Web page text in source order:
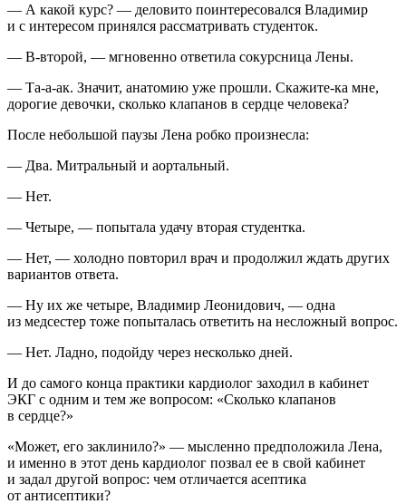
— А какой курс? — деловито поинтересовался Владимир
и с интересом принялся рассматривать студенток.
— В-второй, — мгновенно ответила сокурсница Лены.
— Та-а-ак. Значит, анатомию уже прошли. Скажите-ка мне,
дорогие девочки, сколько клапанов в сердце человека?
После небольшой паузы Лена робко произнесла:
— Два. Митральный и аортальный.
— Нет.
— Четыре, — попытала удачу вторая студентка.
— Нет, — холодно повторил врач и продолжил ждать других
вариантов ответа.
— Ну их же четыре, Владимир Леонидович, — одна
из медсестер тоже попыталась ответить на несложный вопрос.
— Нет. Ладно, подойду через несколько дней.
И до самого конца практики кардиолог заходил в кабинет
ЭКГ с одним и тем же вопросом: «Сколько клапанов
в сердце?»
«Может, его заклинило?» — мысленно предположила Лена,
и именно в этот день кардиолог позвал ее в свой кабинет
и задал другой вопрос: чем отличается асептика
от антисептики?